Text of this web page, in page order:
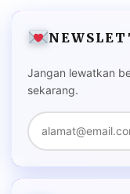
Jangan lewatkan
sekarang.